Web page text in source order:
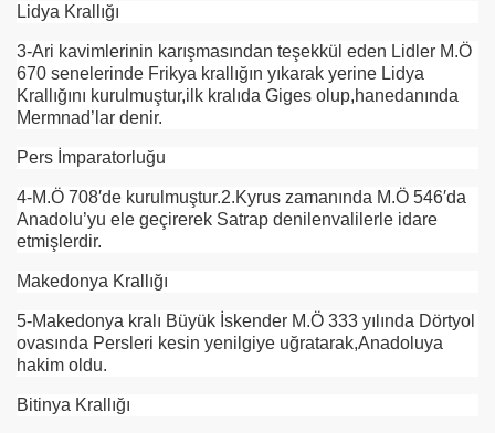
Lidya Krallığı
3-Ari kavimlerinin karışmasından teşekkül eden Lidler M.Ö
670 senelerinde Frikya krallığın yıkarak yerine Lidya
Krallığını kurulmuştur,ilk kralıda Giges olup,hanedanında
Mermnad’lar denir.
Pers İmparatorluğu
4-M.Ö 708′de kurulmuştur.2.Kyrus zamanında M.Ö 546′da
Anadolu’yu ele geçirerek Satrap denilenvalilerle idare
etmişlerdir.
Makedonya Krallığı
5-Makedonya kralı Büyük İskender M.Ö 333 yılında Dörtyol
ovasında Persleri kesin yenilgiye uğratarak,Anadoluya
hakim oldu.
Bitinya Krallığı